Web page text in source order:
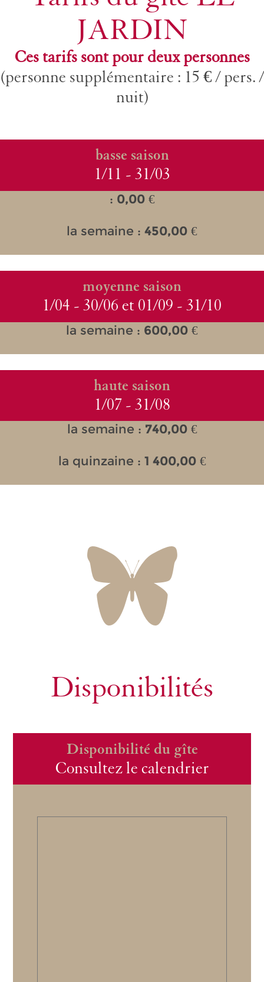
JARDIN
Ces tarifs sont pour deux personnes
(personne supplémentaire : 15 € / pers. /
nuit)
basse saison
1/11 - 31/03
: 0,00 €
la semaine : 450,00 €
moyenne saison
1/04 - 30/06 et 01/09 - 31/10
la semaine : 600,00 €
haute saison
1/07 - 31/08
la semaine : 740,00 €
la quinzaine : 1 400,00 €
Disponibilités
Disponibilité du gîte
Consultez le calendrier